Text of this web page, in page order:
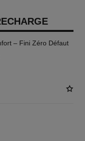
– Fini Zéro Défaut